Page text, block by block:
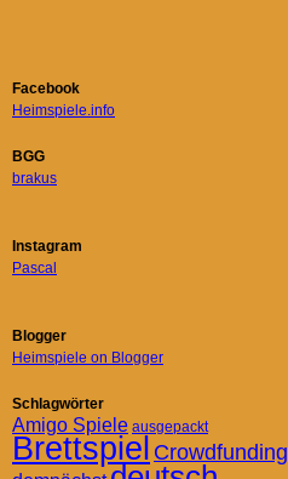
Facebook
Heimspiele.info
BGG
brakus
Instagram
Pascal
Blogger
Heimspiele on Blogger
Schlagwörter
Amigo Spiele ausgepackt
Brettspiel Crowdfunding